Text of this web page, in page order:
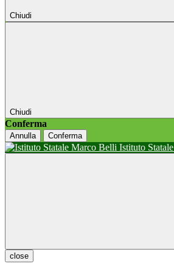
Chiudi
Chiudi
Conferma
Annulla Conferma
Istituto Statale
close